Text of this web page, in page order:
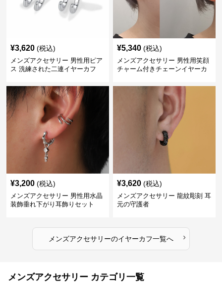
¥3,620 (税込)
メンズアクセサリー 男性用ピア
ス 洗練された二連イヤーカフ
¥5,340 (税込)
メンズアクセサリー 男性用笑顔
チャーム付きチェーンイヤーカ
¥3,200 (税込)
メンズアクセサリー 男性用水晶
装飾垂れ下がり耳飾りセット
¥3,620 (税込)
メンズアクセサリー 龍紋彫刻 耳
元の守護者
メンズアクセサリーのイヤーカフ一覧へ ›
メンズアクセサリー カテゴリ一覧